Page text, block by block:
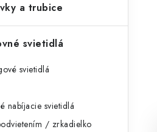
a trubice
svietidlá
svietidlá
nabíjacie svietidlá
/ zrkadielko